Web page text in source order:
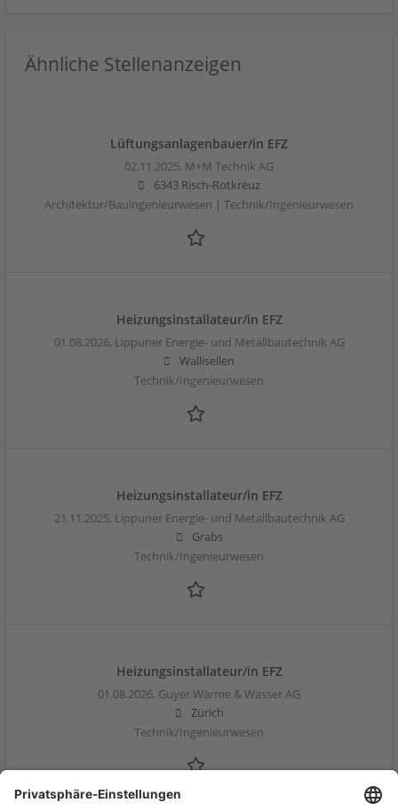
Ähnliche Stellenanzeigen
Lüftungsanlagenbauer/in EFZ
02.11.2025, M+M Technik AG
6343 Risch-Rotkreuz
Architektur/Bauingenieurwesen | Technik/Ingenieurwesen
Heizungsinstallateur/in EFZ
01.08.2026, Lippuner Energie- und Metallbautechnik AG
Wallisellen
Technik/Ingenieurwesen
Heizungsinstallateur/in EFZ
21.11.2025, Lippuner Energie- und Metallbautechnik AG
Grabs
Technik/Ingenieurwesen
Heizungsinstallateur/in EFZ
01.08.2026, Guyer Wärme & Wasser AG
Zürich
Technik/Ingenieurwesen